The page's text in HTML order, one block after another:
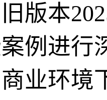
版本
例进行
业环境